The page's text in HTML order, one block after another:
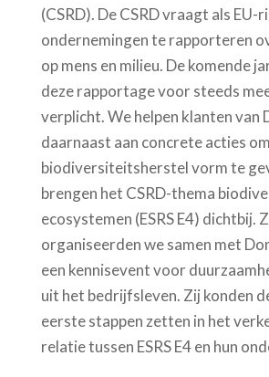
(CSRD). De CSRD vraagt als
ondernemingen te rapporteren
op mens en milieu. De komende
deze rapportage voor steeds
verplicht.We helpen klanten van
daarnaast aan concrete acties om
biodiversiteitsherstel vorm te
brengen het CSRD-thema
ecosystemen (ESRS E4) dichtbij.
organiseerden we samen met
een kenniseventvoor d
uit het bedrijfsleven. Zij konden
eerste stappen zetten in het
relatietussen ESRS E4 en hun